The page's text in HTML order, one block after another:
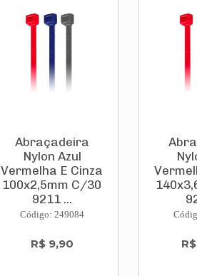
Abraçadeira
Nylon Azul
Vermelha E Cinza
100x2,5mm C/30
9211 ...
Código: 249084
R$ 9,90